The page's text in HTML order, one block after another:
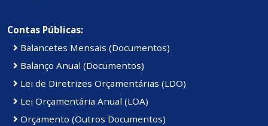
Contas Públicas:
Balancetes Mensais (Documentos)
Balanço Anual (Documentos)
Lei de Diretrizes Orçamentárias (LDO)
Lei Orçamentária Anual (LOA)
Orçamento (Outros Documentos)